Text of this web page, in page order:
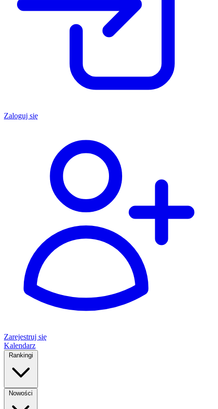
Zaloguj się
Zarejestruj się
Kalendarz
Rankingi
Nowości